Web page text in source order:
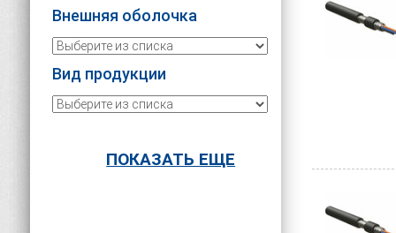
Внешняя оболочка
Вид продукции
ПОКАЗАТЬ ЕЩЕ
Выбор
Виды